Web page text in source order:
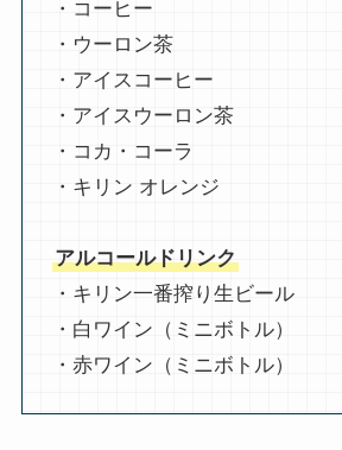
・コーヒー
・ウーロン茶
・アイスコーヒー
・アイスウーロン茶
・コカ・コーラ
・キリン オレンジ
アルコールドリンク
・キリン一番搾り生ビール
・白ワイン（ミニボトル）
・赤ワイン（ミニボトル）